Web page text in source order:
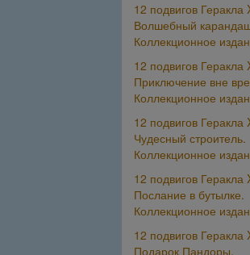
12 подвигов Геракла
Волшебный
Коллекционное
12 подвигов Геракла
Приключение вне
Коллекционное
12 подвигов Геракла
Чудесный строитель.
Коллекционное
12 подвигов Геракла
Послание в бутылке.
Коллекционное
12 подвигов Геракла
Подарок Пандоры.